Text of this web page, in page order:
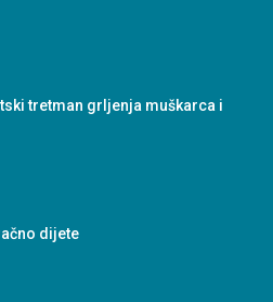
tretman grljenja muškarca i
dijete